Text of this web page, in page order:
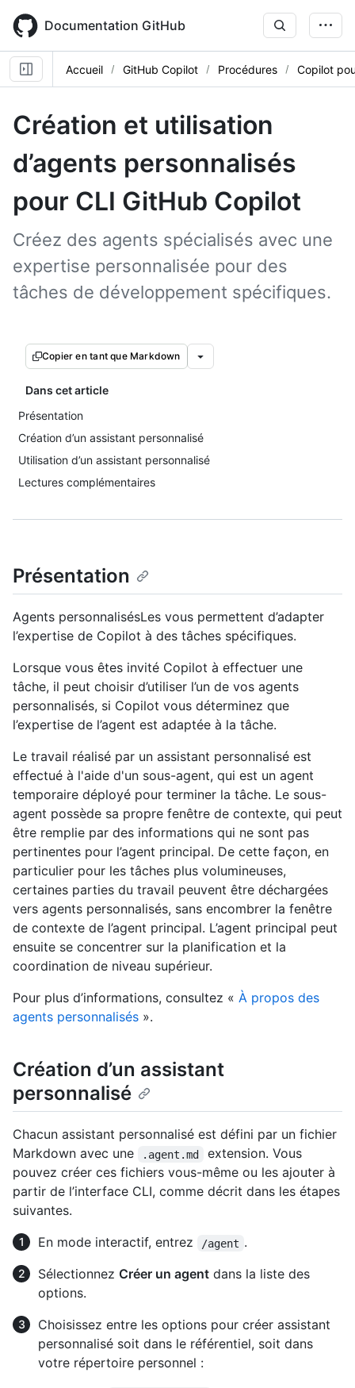
main
content
Documentation GitHub
Accueil GitHub Copilot Procédures Copilot
Création et utilisation
d’agents personnalisés
pour CLI GitHub Copilot
Créez des agents spécialisés avec une
expertise personnalisée pour des
tâches de développement spécifiques.
Copier en tant que Markdown
Dans cet article
Présentation
Création d’un assistant personnalisé
Utilisation d’un assistant personnalisé
Lectures complémentaires
Présentation
Agents personnalisésLes vous permettent d’adapter
l’expertise de Copilot à des tâches spécifiques.
Lorsque vous êtes invité Copilot à effectuer une
tâche, il peut choisir d’utiliser l’un de vos agents
personnalisés, si Copilot vous déterminez que
l’expertise de l’agent est adaptée à la tâche.
Le travail réalisé par un assistant personnalisé est
effectué à l'aide d'un sous-agent, qui est un agent
temporaire déployé pour terminer la tâche. Le sous-
agent possède sa propre fenêtre de contexte, qui peut
être remplie par des informations qui ne sont pas
pertinentes pour l’agent principal. De cette façon, en
particulier pour les tâches plus volumineuses,
certaines parties du travail peuvent être déchargées
vers agents personnalisés, sans encombrer la fenêtre
de contexte de l’agent principal. L’agent principal peut
ensuite se concentrer sur la planification et la
coordination de niveau supérieur.
Pour plus d’informations, consultez « À propos des
agents personnalisés ».
Création d’un assistant
personnalisé
Chacun assistant personnalisé est défini par un fichier
Markdown avec une
.agent.md
extension. Vous
pouvez créer ces fichiers vous-même ou les ajouter à
partir de l’interface CLI, comme décrit dans les étapes
suivantes.
En mode interactif, entrez
/agent .
Sélectionnez Créer un agent dans la liste des
options.
Choisissez entre les options pour créer assistant
personnalisé soit dans le référentiel, soit dans
votre répertoire personnel :